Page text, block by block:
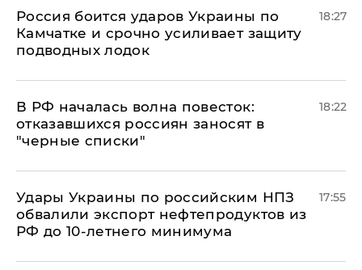
Россия боится ударов Украины по
Камчатке и срочно усиливает защиту
подводных лодок
18:27
​В РФ началась волна повесток:
отказавшихся россиян заносят в
"черные списки"
18:22
Удары Украины по российским НПЗ
обвалили экспорт нефтепродуктов из
РФ до 10-летнего минимума
17:55